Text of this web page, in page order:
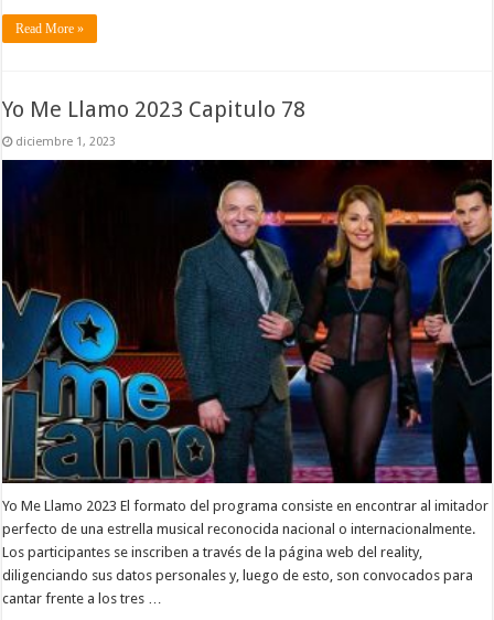
Read More »
Yo Me Llamo 2023 Capitulo 78
diciembre 1, 2023
Yo Me Llamo 2023 El formato del programa consiste en encontrar al imitador
perfecto de una estrella musical reconocida nacional o internacionalmente.
Los participantes se inscriben a través de la página web del reality,
diligenciando sus datos personales y, luego de esto, son convocados para
cantar frente a los tres …